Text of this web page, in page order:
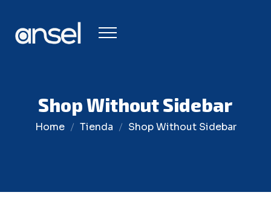
Shop Without Sidebar
Home Tienda Shop Without Sidebar